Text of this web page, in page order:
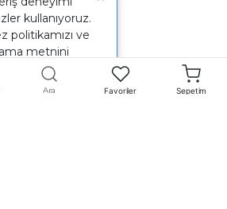
kullanıyoruz.
politikamızı ve
metnini
Ara Favoriler Sepetim